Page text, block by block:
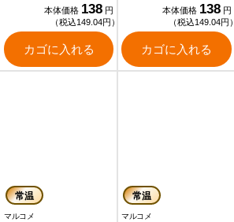
本体価格 138 円
（税込149.04円）
カゴに入れる
本体価格 138 円
（税込149.04円）
カゴに入れる
常温
マルコメ
常温
マルコメ